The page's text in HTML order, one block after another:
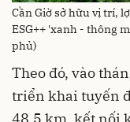
Cần Giờ sở hữu vị trí,
ESG++ 'xanh - thông
phủ)
Theo đó, vào
triển khai tuyến